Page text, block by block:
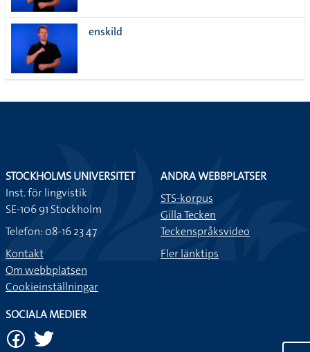
enskild
STOCKHOLMS UNIVERSITET
Inst. för lingvistik
SE-106 91 Stockholm
Telefon: 08-16 23 47
Kontakt
Om webbplatsen
Cookieinställningar
ANDRA WEBBPLATSER
STS-korpus
Gilla Tecken
Teckenspråksvideo
Fler länktips
SOCIALA MEDIER